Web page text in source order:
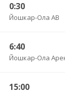
0:30
Йошкар-Ола АВ
6:40
Йошкар-Ола
15:00